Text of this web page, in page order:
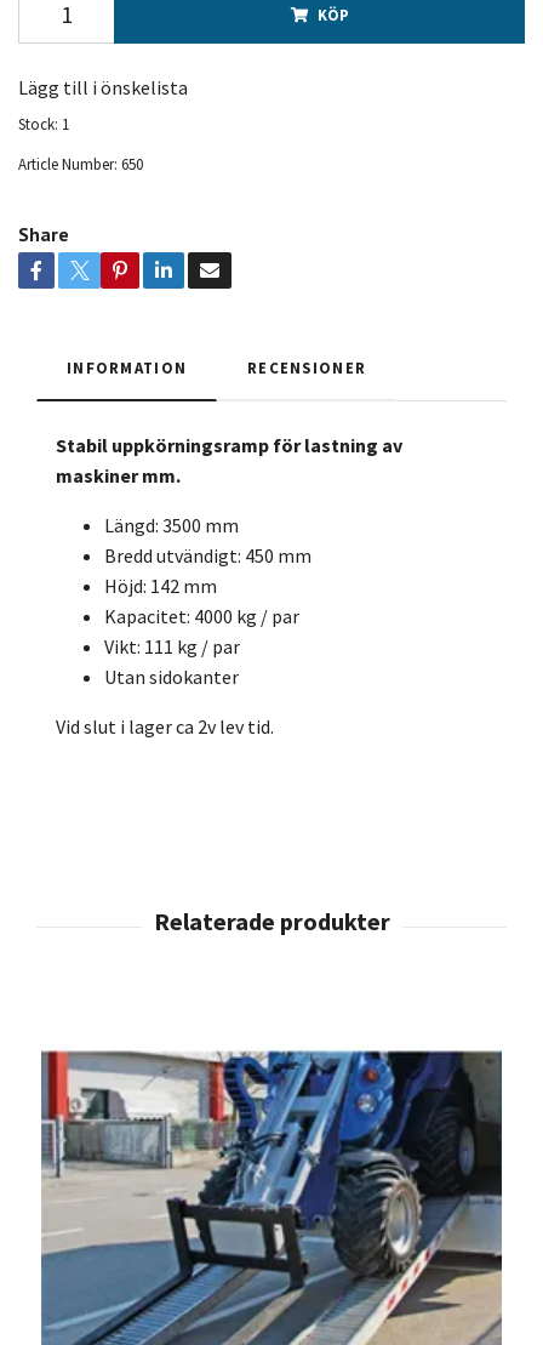
KÖP
Lägg till i önskelista
Stock: 1
Article Number: 650
Share
INFORMATION RECENSIONER
Stabil uppkörningsramp för lastning av
maskiner mm.
Längd: 3500 mm
Bredd utvändigt: 450 mm
Höjd: 142 mm
Kapacitet: 4000 kg / par
Vikt: 111 kg / par
Utan sidokanter
Vid slut i lager ca 2v lev tid.